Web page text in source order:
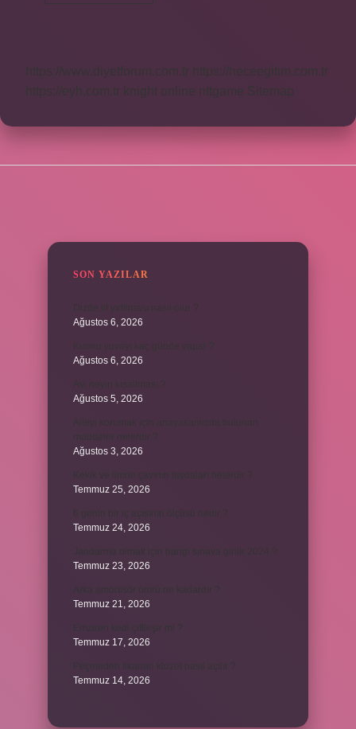
Neye
https://www.diyetforum.com.tr
https://heceegitim.com.tr
https://eyh.com.tr knight online nttgame Sitemap
SON YAZILAR
Ağustos 6, 2026
Kumru yuvayı kaç günde yapar ?
Ağustos 6, 2026
Ağustos 5, 2026
Ağustos 3, 2026
Temmuz 25, 2026
Temmuz 24, 2026
Temmuz 23, 2026
Temmuz 21, 2026
Temmuz 17, 2026
Temmuz 14, 2026